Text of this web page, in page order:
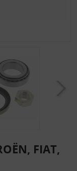
FIAT,